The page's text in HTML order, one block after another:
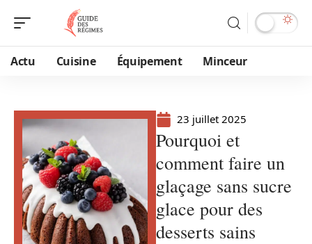
Actu Cuisine Équipement Minceur
23 juillet 2025
Pourquoi et
comment faire un
glaçage sans sucre
glace pour des
desserts sains